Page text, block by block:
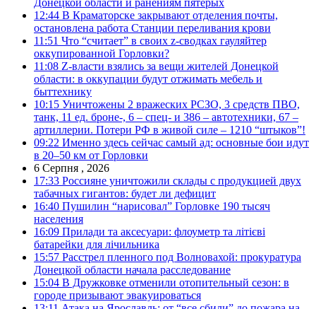
12:44 В Краматорске закрывают отделения почты,
остановлена работа Станции переливания крови
11:51 Что “считает” в своих z-сводках гауляйтер
оккупированной Горловки?
11:08 Z-власти взялись за вещи жителей Донецкой
области: в оккупации будут отжимать мебель и
быттехнику
10:15 Уничтожены 2 вражеских РСЗО, 3 средств ПВО,
танк, 11 ед. броне-, 6 – спец- и 386 – автотехники, 67 –
артиллерии. Потери РФ в живой силе – 1210 “штыков”!
09:22 Именно здесь сейчас самый ад: основные бои идут
в 20–50 км от Горловки
6 Серпня , 2026
17:33 Россияне уничтожили склады с продукцией двух
табачных гигантов: будет ли дефицит
16:40 Пушилин “нарисовал” Горловке 190 тысяч
населения
16:09 Прилади та аксесуари: флоуметр та літієві
батарейки для лічильника
15:57 Расстрел пленного под Волновахой: прокуратура
Донецкой области начала расследование
15:04 В Дружковке отменили отопительный сезон: в
городе призывают эвакуироваться